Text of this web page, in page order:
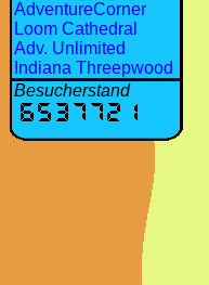
AdventureCorner
Loom Cathedral
Adv. Unlimited
Indiana Threepwood
Besucherstand